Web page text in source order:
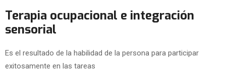
Terapia ocupacional e integración
sensorial
Es el resultado de la habilidad de la persona para participar
exitosamente en las tareas